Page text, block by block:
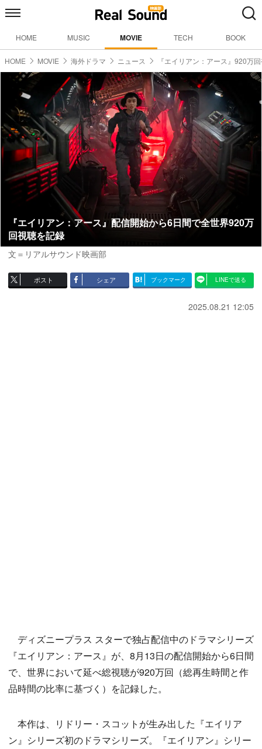
HOME MUSIC MOVIE TECH BOOK
HOME MOVIE 海外ドラマ ニュース 『エイリアン：アース』920万
『エイリアン：アース』配信開始から6日間で全世界920万
回視聴を記録
文＝リアルサウンド映画部
ポスト シェア ブックマーク LINEで送る
2025.08.21 12:05
ディズニープラス スターで独占配信中のドラマシリーズ
『エイリアン：アース』が、8月13日の配信開始から6日間
で、世界において延べ総視聴が920万回（総再生時間と作
品時間の比率に基づく）を記録した。
本作は、リドリー・スコットが生み出した『エイリア
ン』シリーズ初のドラマシリーズ。『エイリアン』シリー